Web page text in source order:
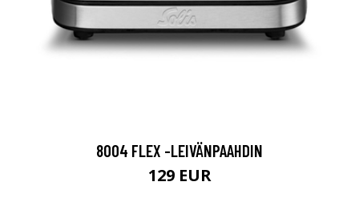
8004 FLEX -LEIVÄNPAAHDIN
129 EUR